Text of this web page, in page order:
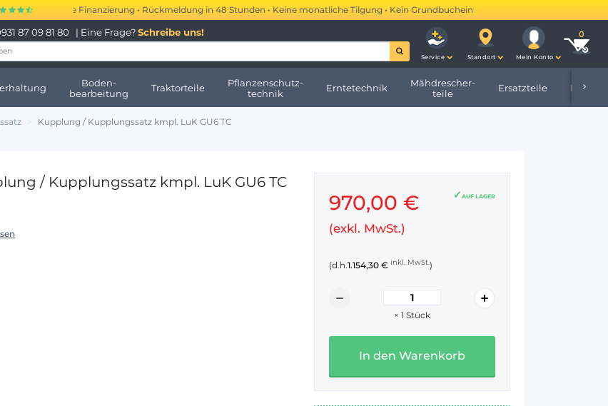
kurzfristige Finanzierung • Rückmeldung in 48 Stunden • Keine monatliche Tilgung • Kein Grundbucheintrag •
87 09 81 80 | Eine Frage? Schreibe uns!
Service Standort Mein Konto
Boden-
bearbeitung
Traktorteile
Pflanzenschutz-
technik
Erntetechnik
Mähdrescher-
teile
Ersatzteile
Kupplung / Kupplungssatz kmpl. LuK GU6 TC
/ Kupplungssatz kmpl. LuK GU6 TC
AUF LAGER
970,00 €
(exkl. MwSt.)
(d.h.1.154,30 € inkl. MwSt.)
× 1 Stück
In den Warenkorb